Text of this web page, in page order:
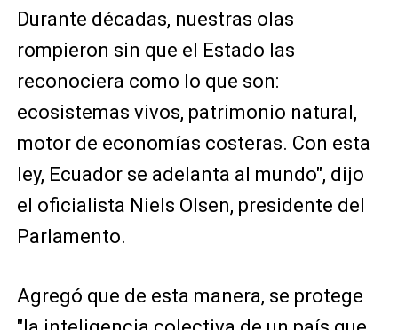
Durante décadas, nuestras olas
rompieron sin que el Estado las
reconociera como lo que son:
ecosistemas vivos, patrimonio natural,
motor de economías costeras. Con esta
ley, Ecuador se adelanta al mundo", dijo
el oficialista Niels Olsen, presidente del
Parlamento.
Agregó que de esta manera, se protege